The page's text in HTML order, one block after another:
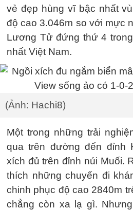
vẻ đẹp hùng vĩ bậc nhất
độ cao 3.046m so với mực
Lương Tử đứng thứ 4
nhất Việt Nam.
(Ảnh: Hachi8)
Một trong những trải
qua trên đường đến đỉnh
xích đủ trên đỉnh núi Muối.
thích những chuyến đi
chinh phục độ cao 2840m
chẳng còn xa lạ gì.